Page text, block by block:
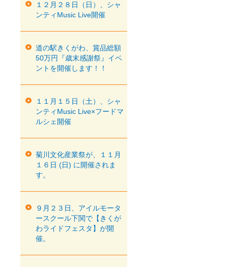
１２月２８日（日）、シャ
ンティMusic Live開催
道の駅きくがわ、賞品総額
50万円『歳末感謝祭』イベ
ントを開催します！！
１１月１５日（土）、シャ
ンティMusic Live×フードマ
ルシェ開催
菊川文化産業祭が、１１月
１６日 (日) に開催されま
す。
９月２３日、アイルモータ
ースクール下関で【きくが
わライドフェスタ】が開
催。